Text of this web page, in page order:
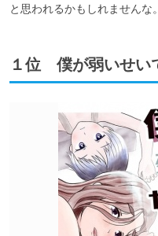
と思われるかもしれませんな。
１位 僕が弱いせい